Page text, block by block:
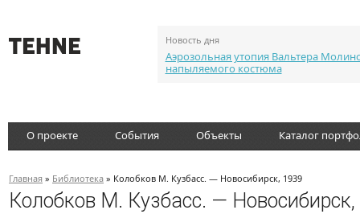
Новость дня
Аэрозольная утопия Вальтера
напыляемого костюма
О проекте События Объекты Каталог
Главная » Библиотека » Колобков М. Кузбасс. — Новосибирск, 1939
Колобков М. Кузбасс. —